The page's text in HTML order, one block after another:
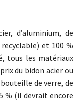
d’aluminium, de
et 100 %
tous les matériaux
du bidon acier ou
de verre, de
% (il devrait encore